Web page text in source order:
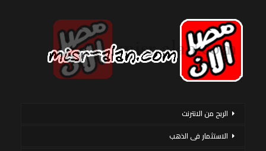
الربح من الانترنت
الاستثمار فى الذهب